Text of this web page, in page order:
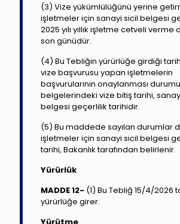
(3) Vize yükümlülüğünü yerine
işletmeler için sanayi sicil belgesi
2025 yılı yıllık işletme cetveli verme
son günüdür.
(4) Bu Tebliğin yürürlüğe girdiği
vize başvurusu yapan işletmelerin
başvurularının onaylanması
belgelerindeki vize bitiş tarihi,
belgesi geçerlilik tarihidir.
(5) Bu maddede sayılan durumlar
işletmeler için sanayi sicil belgesi
tarihi, Bakanlık tarafından belirlenir.
Yürürlük
MADDE 12- (1) Bu Tebliğ 15/4/2026
yürürlüğe girer.
Yürütme